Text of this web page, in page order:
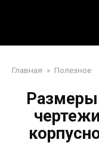
Главная » Полезное
Размеры